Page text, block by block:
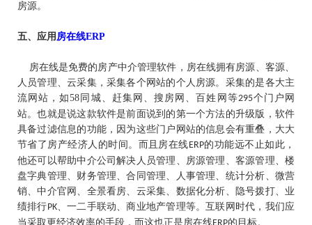
房源。
五、 应用 房在线ERP
房在线是免费的房产中介管理软件，房在线拥有房源、客源、
人员管理、云采集，采集各个网站的个人房源。采集的是各大主
流网站，如58 同城、赶集网、搜房网、百姓网等295个门户网
站。也就是说这款软件是前面说到的第一个方法的升级版，软件
具备过滤信息的功能，因为这些门户网站的信息会有重叠，大大
节省了房产经济人的时间。而且房在线ERP的功能远不止如此，
他还可以帮助中介公司解决人员管理、房源管理、客源管理、楼
盘字典管理、财务管理、合同管理、人事管理、统计分析、微营
销、中介官网、全景看房、云采集、数据化分析、隐号拨打、业
绩排行PK、一二手联动、商业地产管理等。互联网时代，我们应
当采取更经济效率的手段，而这也正是房在线
的目标。